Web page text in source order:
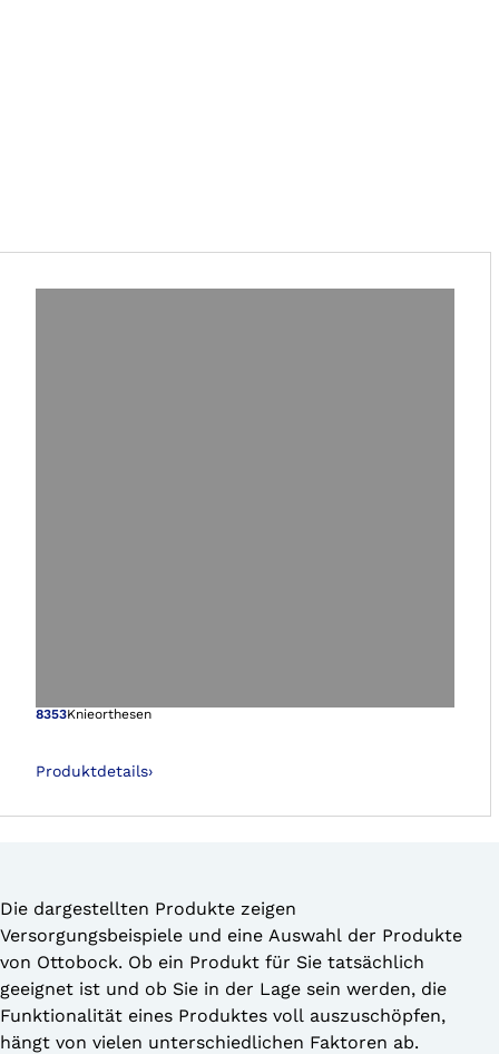
Öffnet das Bild
8353Knieorthesen
Produktdetails›
Die dargestellten Produkte zeigen
Versorgungsbeispiele und eine Auswahl der Produkte
von Ottobock. Ob ein Produkt für Sie tatsächlich
geeignet ist und ob Sie in der Lage sein werden, die
Funktionalität eines Produktes voll auszuschöpfen,
hängt von vielen unterschiedlichen Faktoren ab.